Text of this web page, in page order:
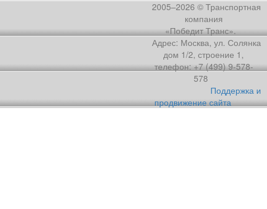
2005–2026 © Транспортная
компания
«Победит Транс».
Адрес: Москва, ул. Солянка
дом 1/2, строение 1,
телефон: +7 (499) 9-578-
578
Поддержка и
продвижение сайта